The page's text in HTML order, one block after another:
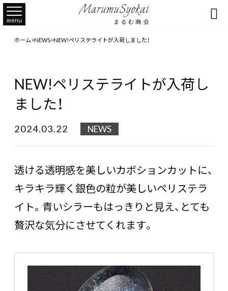
menu 
ホーム>NEWS>NEW!ペリステライトが入荷しました！
NEW!ペリステライトが入荷し
ました！
2024.03.22 NEWS
透ける透明感を美しいカボションカットに、
キラキラ輝く銀色の粒が美しいペリステラ
イト。青いシラーもはっきりと見え、とても
贅沢な気分にさせてくれます。